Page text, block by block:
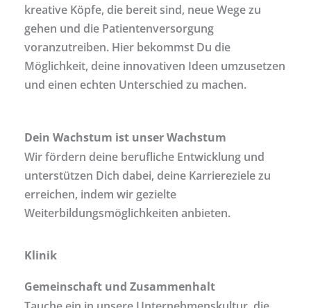
kreative Köpfe, die bereit sind, neue Wege zu
gehen und die Patientenversorgung
voranzutreiben. Hier bekommst Du die
Möglichkeit, deine innovativen Ideen umzusetzen
und einen echten Unterschied zu machen.
Dein Wachstum ist unser Wachstum
Wir fördern deine berufliche Entwicklung und
unterstützen Dich dabei, deine Karriereziele zu
erreichen, indem wir gezielte
Weiterbildungsmöglichkeiten anbieten.
Klinik
Gemeinschaft und Zusammenhalt